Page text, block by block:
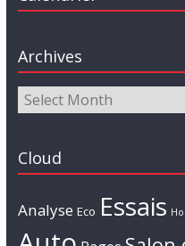
Archives
Cloud
Analyse Eco Essais